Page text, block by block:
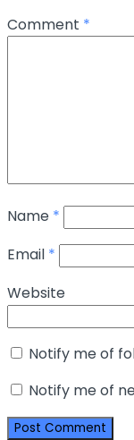
Comment *
Name *
Email *
Website
Notify me of
Notify me of